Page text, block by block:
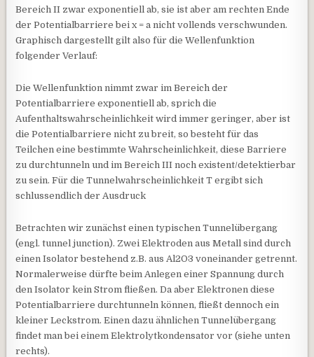
Bereich II zwar exponentiell ab, sie ist aber am rechten Ende
der Potentialbarriere bei x = a nicht vollends verschwunden.
Graphisch dargestellt gilt also für die Wellenfunktion
folgender Verlauf:
Die Wellenfunktion nimmt zwar im Bereich der
Potentialbarriere exponentiell ab, sprich die
Aufenthaltswahrscheinlichkeit wird immer geringer, aber ist
die Potentialbarriere nicht zu breit, so besteht für das
Teilchen eine bestimmte Wahrscheinlichkeit, diese Barriere
zu durchtunneln und im Bereich III noch existent/detektierbar
zu sein. Für die Tunnelwahrscheinlichkeit T ergibt sich
schlussendlich der Ausdruck
Betrachten wir zunächst einen typischen Tunnelübergang
(engl. tunnel junction). Zwei Elektroden aus Metall sind durch
einen Isolator bestehend z.B. aus Al2O3 voneinander getrennt.
Normalerweise dürfte beim Anlegen einer Spannung durch
den Isolator kein Strom fließen. Da aber Elektronen diese
Potentialbarriere durchtunneln können, fließt dennoch ein
kleiner Leckstrom. Einen dazu ähnlichen Tunnelübergang
findet man bei einem Elektrolytkondensator vor (siehe unten
rechts).